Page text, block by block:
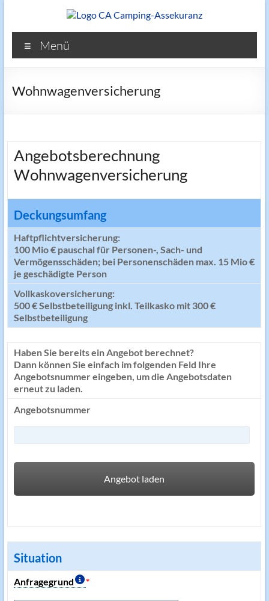
springen
Reisemobilversicherung.de
Menü
Wohnwagenversicherung
Angebotsberechnung
Wohnwagenversicherung
Deckungsumfang
Haftpflichtversicherung:
100 Mio € pauschal für Personen-, Sach- und
Vermögensschäden; bei Personenschäden max. 15 Mio €
je geschädigte Person
Vollkaskoversicherung:
500 € Selbstbeteiligung inkl. Teilkasko mit 300 €
Selbstbeteiligung
Haben Sie bereits ein Angebot berechnet?
Dann können Sie einfach im folgenden Feld Ihre
Angebotsnummer eingeben, um die Angebotsdaten
erneut zu laden.
Angebotsnummer
Situation
Anfragegrund *